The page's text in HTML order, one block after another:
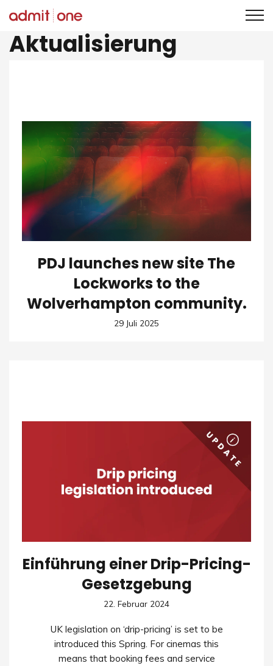
Zum
Inhalt
Aktualisierung
PDJ launches new site The
Lockworks to the
Wolverhampton community.
29 Juli 2025
Einführung einer Drip-Pricing-
Gesetzgebung
22. Februar 2024
UK legislation on ‘drip-pricing’ is set to be
introduced this Spring. For cinemas this
means that booking fees and service